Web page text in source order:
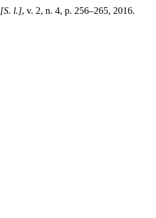
[S. l.], v. 2, n. 4, p. 256–265, 2016.